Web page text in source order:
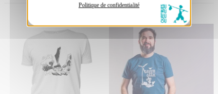
Politique de confidentialité